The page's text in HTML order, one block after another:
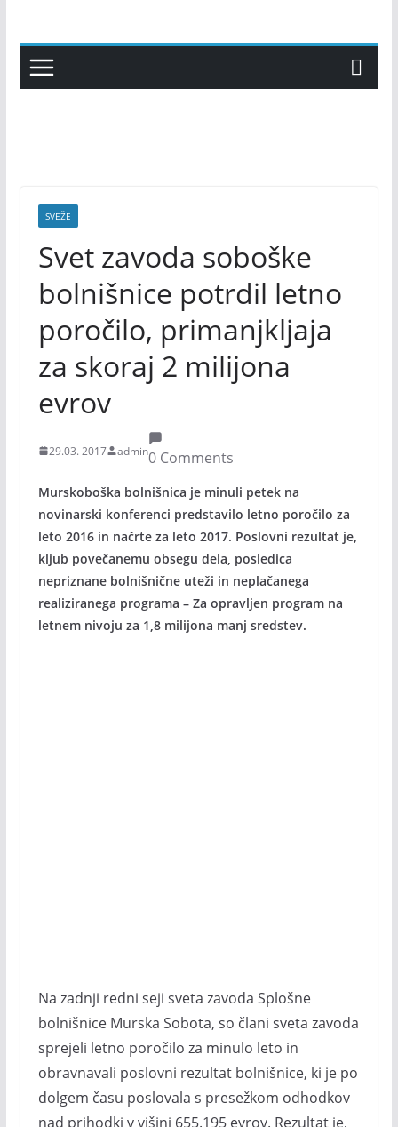
content
SVEŽE
Svet zavoda soboške
bolnišnice potrdil letno
poročilo, primanjkljaja
za skoraj 2 milijona
evrov
29.03. 2017 admin0 Comments
Murskoboška bolnišnica je minuli petek na
novinarski konferenci predstavilo letno poročilo za
leto 2016 in načrte za leto 2017. Poslovni rezultat je,
kljub povečanemu obsegu dela, posledica
nepriznane bolnišnične uteži in neplačanega
realiziranega programa – Za opravljen program na
letnem nivoju za 1,8 milijona manj sredstev.
Na zadnji redni seji sveta zavoda Splošne
bolnišnice Murska Sobota, so člani sveta zavoda
sprejeli letno poročilo za minulo leto in
obravnavali poslovni rezultat bolnišnice, ki je po
dolgem času poslovala s presežkom odhodkov
nad prihodki v višini 655.195 evrov. Rezultat je,